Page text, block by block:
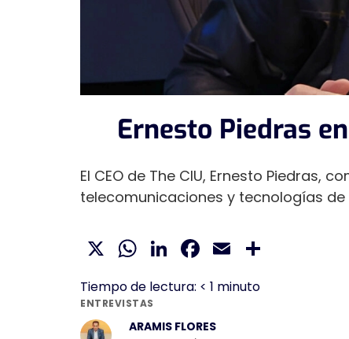
Ernesto Piedras
X WhatsApp
LinkedIn
Facebook
Email
Tiempo de lectura: < 1 minuto
ENTREVISTAS
El CEO de The CIU, Ernesto Piedras,
telecomunicaciones y tecnologías
ARAMIS FLORES